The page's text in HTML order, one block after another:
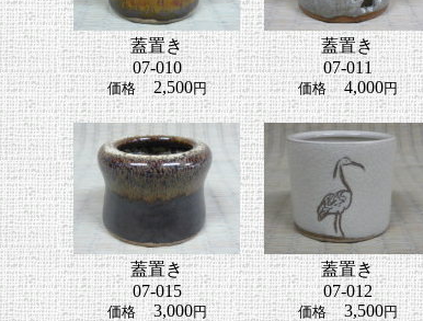
蓋置き
07-010
価格2,500円
蓋置き
07-011
価格4,000円
蓋置き
07-015
価格3,000円
蓋置き
07-012
価格3,500円